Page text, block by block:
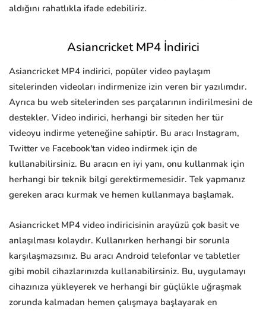
aldığını rahatlıkla ifade edebiliriz.
Asiancricket MP4 İndirici
Asiancricket MP4 indirici, popüler video paylaşım
sitelerinden videoları indirmenize izin veren bir yazılımdır.
Ayrıca bu web sitelerinden ses parçalarının indirilmesini de
destekler. Video indirici, herhangi bir siteden her tür
videoyu indirme yeteneğine sahiptir. Bu aracı Instagram,
Twitter ve Facebook'tan video indirmek için de
kullanabilirsiniz. Bu aracın en iyi yanı, onu kullanmak için
herhangi bir teknik bilgi gerektirmemesidir. Tek yapmanız
gereken aracı kurmak ve hemen kullanmaya başlamak.
Asiancricket MP4 video indiricisinin arayüzü çok basit ve
anlaşılması kolaydır. Kullanırken herhangi bir sorunla
karşılaşmazsınız. Bu aracı Android telefonlar ve tabletler
gibi mobil cihazlarınızda kullanabilirsiniz. Bu, uygulamayı
cihazınıza yükleyerek ve herhangi bir güçlükle uğraşmak
zorunda kalmadan hemen çalışmaya başlayarak en